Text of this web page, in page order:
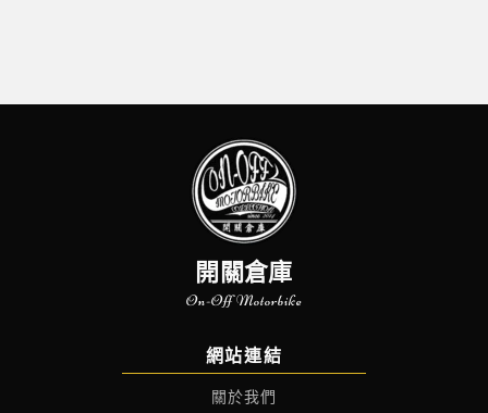
開關倉庫
On-Off Motorbike
網站連結
關於我們